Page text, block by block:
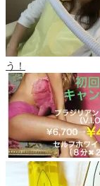
う！